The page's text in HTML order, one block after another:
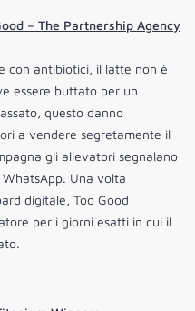
– The Partnership Agency
con antibiotici, il latte non è
essere buttato per un
questo danno
a vendere segretamente il
gli allevatori segnalano
Una volta
digitale, Too Good
per i giorni esatti in cui il